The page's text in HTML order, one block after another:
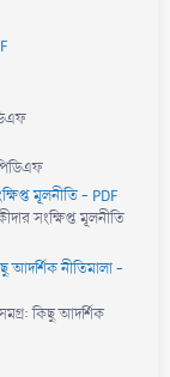
মূলনীতি - PDF
সংক্ষিপ্ত মূলনীতি
আদর্শিক নীতিমালা -
কিছু আদর্শিক